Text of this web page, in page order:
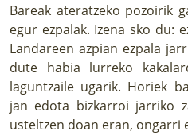
Bareak ateratzeko pozoirik
egur ezpalak. Izena sko du:
Landareen azpian ezpala
dute habia lurreko
laguntzaile ugarik. Horiek
jan edota bizkarroi jarriko
usteltzen doan eran, ongarri